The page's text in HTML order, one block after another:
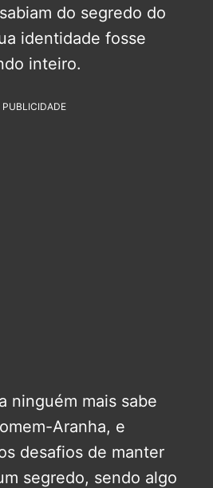
do segredo do
identidade fosse
inteiro.
PUBLICIDADE
ninguém mais sabe
Aranha, e
desafios de manter
segredo, sendo algo